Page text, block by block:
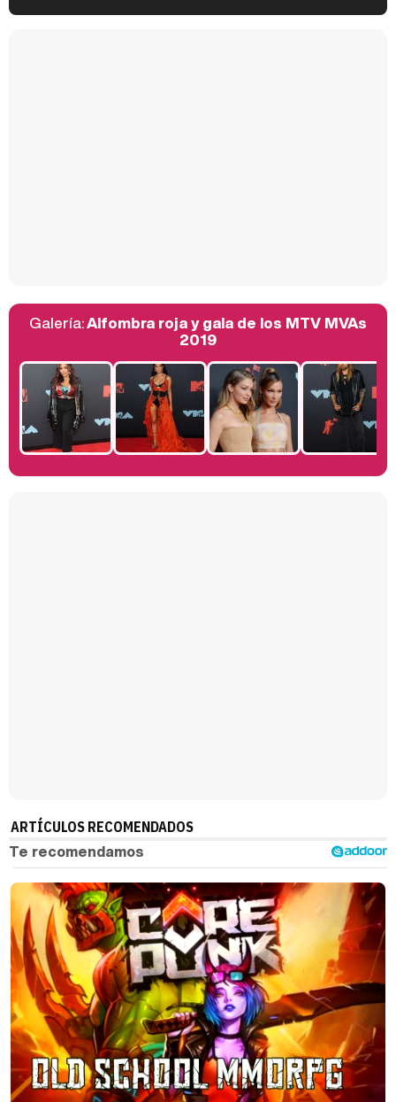
Belén Esteban: "Estoy emocionada, muy contenta y muy feliz por llegar a RTVE"
Manu Baqueiro: "Tuve como referente a Bruce Willis en 'Luz de Luna' para mi trabajo en la serie 'Perdiendo el juicio'"
Galería:Alfombra roja y gala de los MTV MVAs
2019
ARTÍCULOS RECOMENDADOS